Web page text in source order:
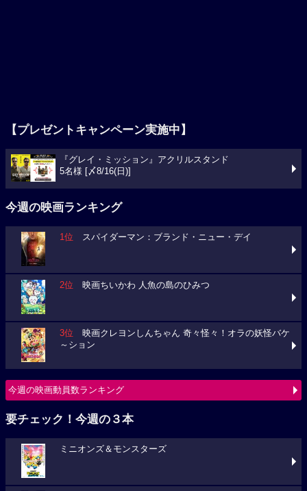
【プレゼントキャンペーン実施中】
『グレイ・ミッション』アクリルスタンド
5名様 [〆8/16(日)]
今週の映画ランキング
1位 スパイダーマン：ブランド・ニュー・デイ
2位 映画ちいかわ 人魚の島のひみつ
3位 映画クレヨンしんちゃん 奇々怪々！オラの妖怪バケ
～ション
今週の映画動員数ランキング
要チェック！今週の３本
ミニオンズ＆モンスターズ